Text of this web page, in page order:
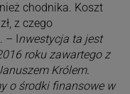
chodnika. Koszt
z czego
I nwestycja ta jest
roku zawartego z
Królem.
o środki finansowe w